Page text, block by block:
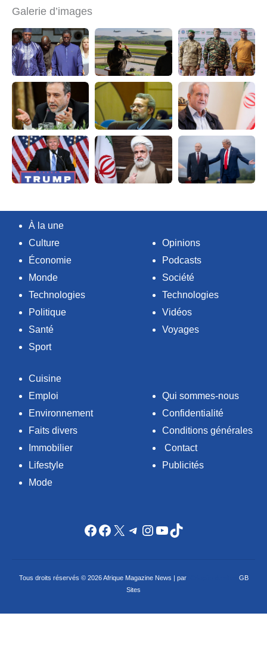
Galerie d’images
À la une
Culture
Économie
Monde
Technologies
Politique
Santé
Sport
Opinions
Podcasts
Société
Technologies
Vidéos
Voyages
Cuisine
Emploi
Environnement
Faits divers
Immobilier
Lifestyle
Mode
Qui sommes-nous
Confidentialité
Conditions générales
Contact
Publicités
Facebook
Facebook
X Telegram
Instagram
YouTube
TikTok
Tous droits réservés © 2026 Afrique Magazine News | par
GB
Sites